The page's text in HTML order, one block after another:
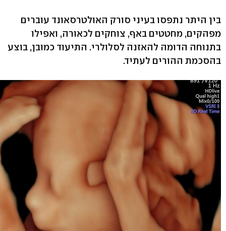
בין היתר נתפסו בעיני סורק האולטרסאונד עוברים
מפהקים, מחטטים באף, צוחקים לכאורה, ואפילו
בתנוחה הדומה להאזנה לסלולרי. התיעוד כמובן, בוצע
בהסכמת ההורים לעתיד.